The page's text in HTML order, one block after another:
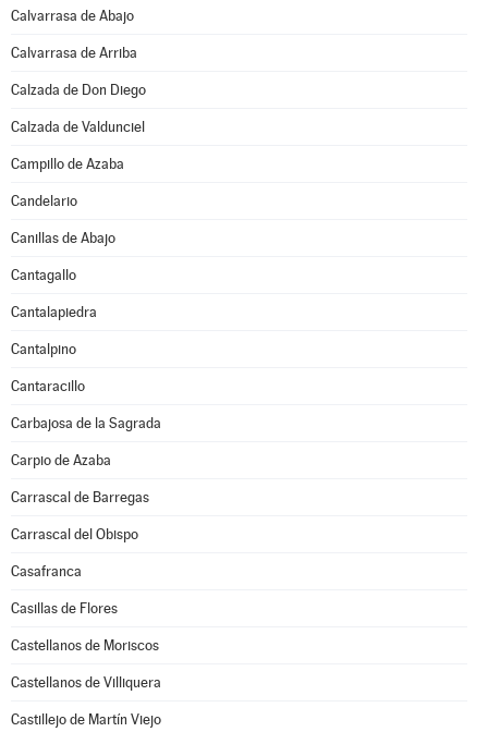
Calvarrasa de Abajo
Calvarrasa de Arriba
Calzada de Don Diego
Calzada de Valdunciel
Campillo de Azaba
Candelario
Canillas de Abajo
Cantagallo
Cantalapiedra
Cantalpino
Cantaracillo
Carbajosa de la Sagrada
Carpio de Azaba
Carrascal de Barregas
Carrascal del Obispo
Casafranca
Casillas de Flores
Castellanos de Moriscos
Castellanos de Villiquera
Castillejo de Martín Viejo